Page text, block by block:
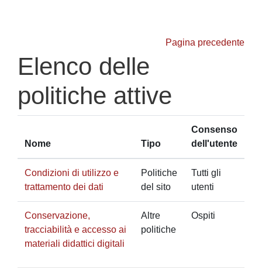
Pagina precedente
Elenco delle
politiche attive
Nome Tipo
Consenso
dell'utente
Condizioni di utilizzo e
trattamento dei dati
Politiche
del sito
Tutti gli
utenti
Conservazione,
tracciabilità e accesso ai
materiali didattici digitali
Altre
politiche
Ospiti